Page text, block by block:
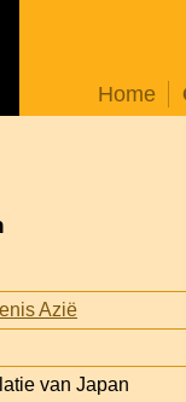
Home
Azië
van Japan